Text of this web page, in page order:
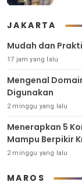
JAKARTA
Mudah dan
17 jam yang lalu
Mengenal
Digunakan
2 minggu yang lalu
Menerapkan 5
Mampu Berpikir
2 minggu yang lalu
MAROS